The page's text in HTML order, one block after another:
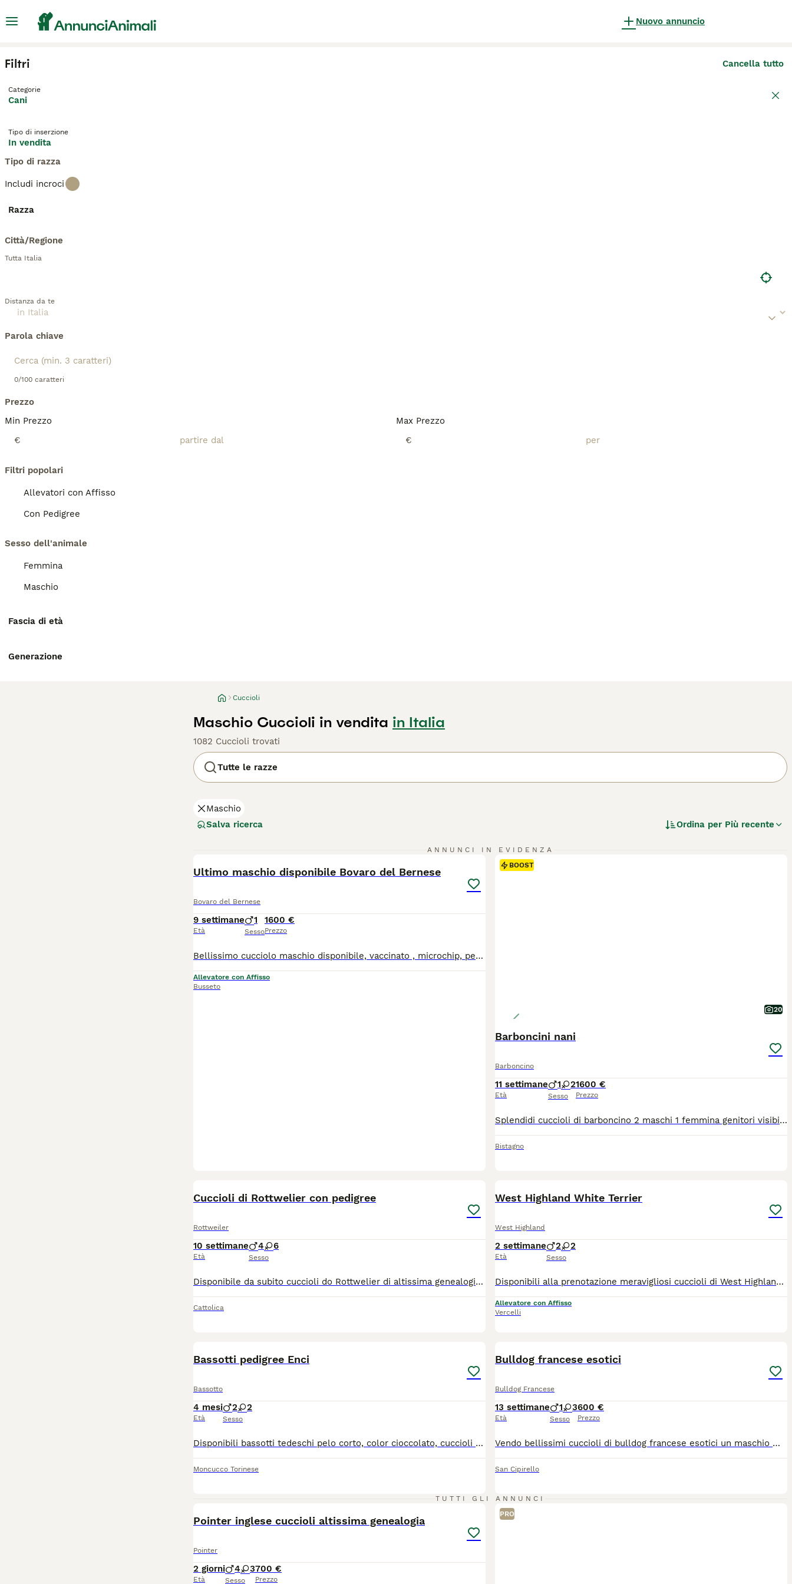
Nuovo annuncio
Filtri Cancella tutto
Categorie
Cani
Tipo di inserzione
In vendita
Tipo di razza
Includi incroci
Razza
Città/Regione
Tutta Italia
Distanza da te
Parola chiave
0/100 caratteri
Prezzo
Min Prezzo
€
Max Prezzo
€
Filtri popolari
Allevatori con Affisso
Con Pedigree
Sesso dell'animale
Femmina
Maschio
Fascia di età
Generazione
Cuccioli
Maschio Cuccioli in vendita in Italia
1082 Cuccioli trovati
Tutte le razze
Maschio
Salva ricerca
Ordina per Più recente
ANNUNCI IN EVIDENZA
Ultimo maschio disponibile Bovaro del Bernese
Bovaro del Bernese
9 settimane
Età
1
Sesso
1600 €
Prezzo
Bellissimo cucciolo maschio disponibile, vaccinato , microchip, pedigree Genitori testati per le patologie di razza esenti da displasia. Linea di sangue molto longeva per informazioni 335.1016842.
Allevatore con Affisso
Busseto
BOOST
20
Barboncini nani
Barboncino
11 settimane
Età
1 2
Sesso
1600 €
Prezzo
Splendidi cuccioli di barboncino 2 maschi 1 femmina genitori visibili in loco verranno sverminati vaccinati cippati
Bistagno
Cuccioli di Rottwelier con pedigree
Rottweiler
10 settimane
Età
4 6
Sesso
Disponibile da subito cuccioli do Rottwelier di altissima genealogia padre che madre campioni di bellezza e di lavoro riproduzione selezionata sia per caratteristiche morfologiche e caratteriali Vengono consegnati con piano vaccinale microchip e ciclo sverminale completo consegna in tutta Italia
Cattolica
West Highland White Terrier
West Highland
2 settimane
Età
2 2
Sesso
Disponibili alla prenotazione meravigliosi cuccioli di West Highland , nati il 23/07/2026 , da genitori visibili nel nostro allevamento . Contattare Grazia al 3487693269 I cuccioli verranno consegnati dopo i 70 giorni , muniti di Pedigree Enci , ciclo vaccinale completo , microcip , iscrizione all'anagrafe canina , dieta personalizzata e gia abituati all'uso della traversina . Siamo in Piemonte in provincia di Vercelli
Allevatore con Affisso
Vercelli
Bassotti pedigree Enci
Bassotto
4 mesi
Età
2 2
Sesso
Disponibili bassotti tedeschi pelo corto, color cioccolato, cuccioli nascono e crescono in casa genitori visibili
Moncucco Torinese
Bulldog francese esotici
Bulldog Francese
13 settimane
Età
1 3
Sesso
600 €
Prezzo
Vendo bellissimi cuccioli di bulldog francese esotici un maschio merle' lilak una femmina merle' fawn e due femmine fulvi merle' i cuccioli saranno ceduti con il primo ciclo di sverminazione e il primo ciclo di vaccino e se vuolete c'è la possibilità anche della staffetta per info più dettagliate chiamatemi al numero 3348527284
San Cipirello
TUTTI GLI ANNUNCI
Pointer inglese cuccioli altissima genealogia
Pointer
2 giorni
Età
4 3
Sesso
700 €
Prezzo
PRO